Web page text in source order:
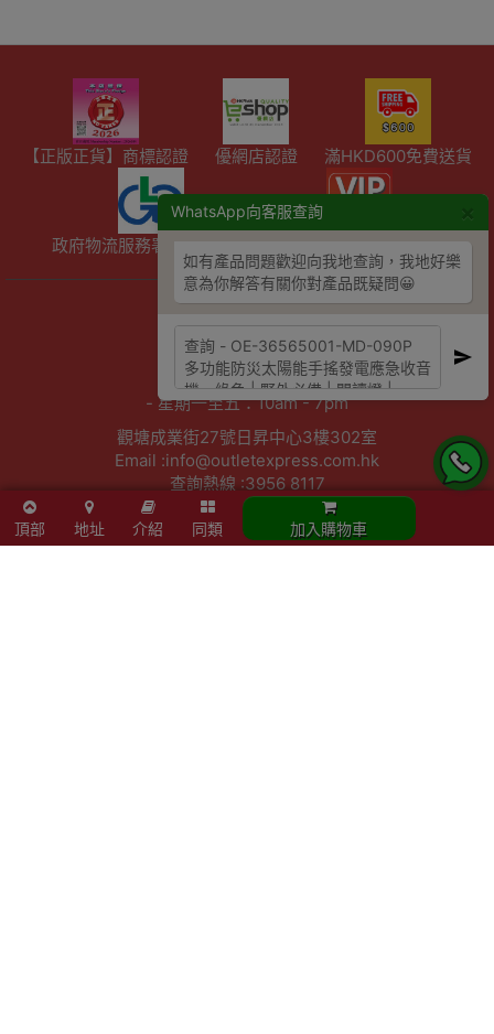
WhatsApp向客服查詢
如有產品問題歡迎向我地查詢，我地好樂
意為你解答有關你對產品既疑問😀
頂部 地址 介紹 同類 加入購物車
【正版正貨】商標認證 優網店認證 滿HKD600免費送貨
政府物流服務署註冊供應商
陳列室資料
- 星期六：10am - 4pm
- 周日及公眾假期：休息
- 星期一至五：10am - 7pm
觀塘成業街27號日昇中心3樓302室
Email :info@outletexpress.com.hk
查詢熱線 :3956 8117
WhatsApp :53694990